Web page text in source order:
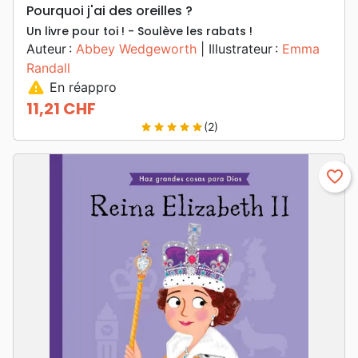
Pourquoi j'ai des oreilles ?
Un livre pour toi ! - Soulève les rabats !
Auteur : Abbey Wedgeworth | Illustrateur : Emma
Randall
warning En réappro
Prix
11,21 CHF
star star star star star(2)
favorite_border